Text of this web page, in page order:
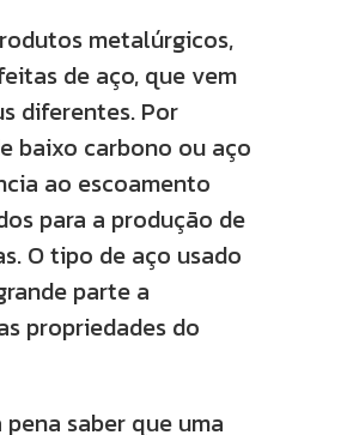
metalúrgicos,
de aço, que vem
diferentes. Por
baixo carbono ou aço
ao escoamento
​​para a produção de
O tipo de aço usado
parte a
propriedades do
saber que uma